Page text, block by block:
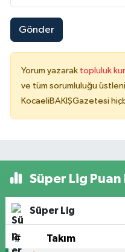
Gönder
Yorum yazarak topluluk
ve tüm sorumluluğu
KocaeliBAKIŞGazetesi
Süper Lig Puan
Süper Lig
# Takım